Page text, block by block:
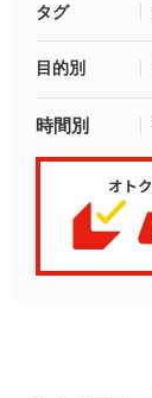
タグ
目的別
時間別